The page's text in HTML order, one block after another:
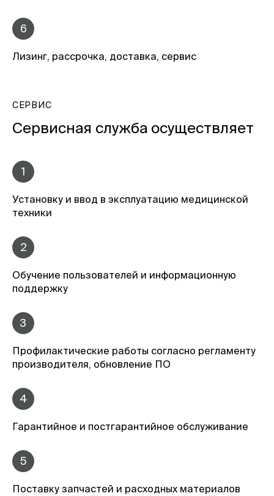
6
Лизинг, рассрочка, доставка, сервис
СЕРВИС
Сервисная служба осуществляет
1
Установку и ввод в эксплуатацию медицинской
техники
2
Обучение пользователей и информационную
поддержку
3
Профилактические работы согласно регламенту
производителя, обновление ПО
4
Гарантийное и постгарантийное обслуживание
5
Поставку запчастей и расходных материалов